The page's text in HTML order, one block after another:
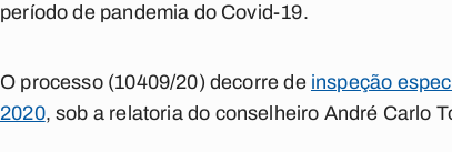
período de pandemia do Covid-19.
O processo (10409/20) decorre de inspeção
2020, sob a relatoria do conselheiro André Carlo